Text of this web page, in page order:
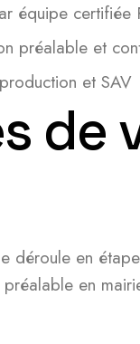
équipe certifiée
préalable et
et SAV
de
déroule en
en